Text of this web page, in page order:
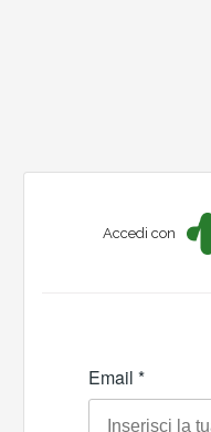
Accedi con